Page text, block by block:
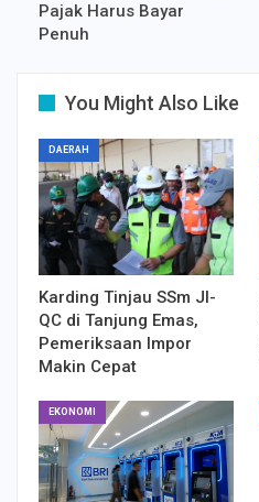
Pajak Harus Bayar
Penuh
You Might Also Like
DAERAH
Karding Tinjau SSm JI-
QC di Tanjung Emas,
Pemeriksaan Impor
Makin Cepat
EKONOMI